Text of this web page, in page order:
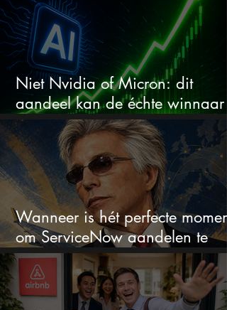
Niet Nvidia of Micron: dit
aandeel kan de échte winnaar
van de AI-race worden
Wanneer is hét perfecte moment
om ServiceNow aandelen te
kopen?